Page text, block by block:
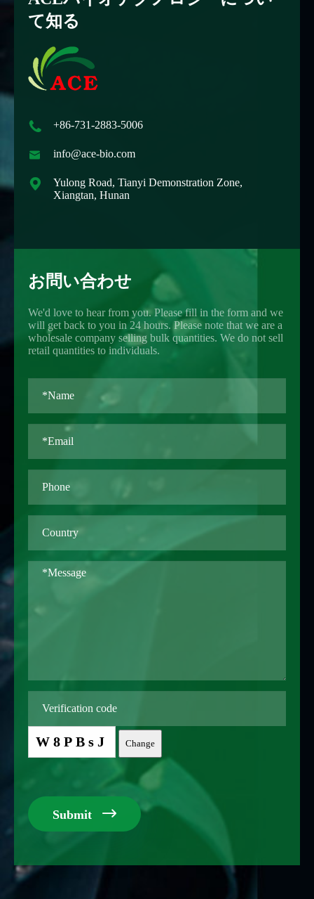
て知る
 +86-731-2883-5006
 info@ace-bio.com

Yulong Road, Tianyi Demonstration Zone,
Xiangtan, Hunan
お問い合わせ
We'd love to hear from you. Please fill in the form and we
will get back to you in 24 hours. Please note that we are a
wholesale company selling bulk quantities. We do not sell
retail quantities to individuals.
W8PBsJ Change
Submit 